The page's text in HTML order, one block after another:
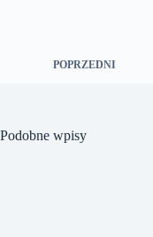
POPRZEDNI
Podobne wpisy